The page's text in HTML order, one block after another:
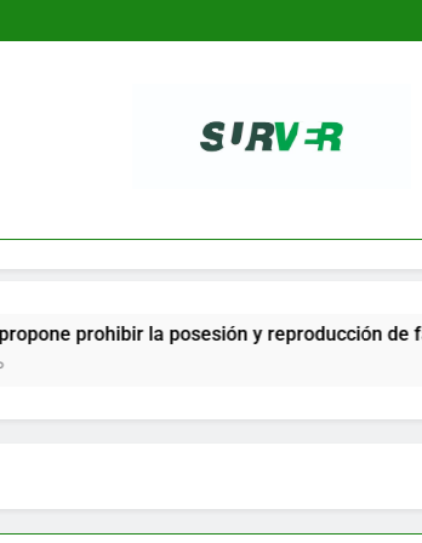
SURVER
la posesión y reproducción de fauna